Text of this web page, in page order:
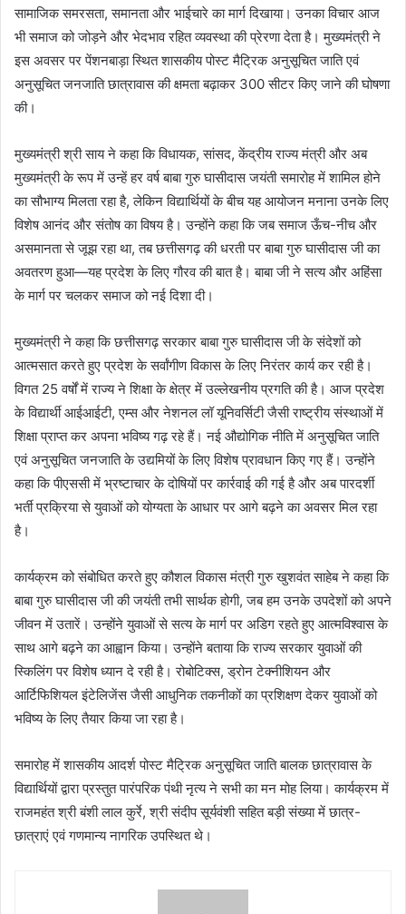
सामाजिक समरसता, समानता और भाईचारे का मार्ग दिखाया। उनका विचार आज
भी समाज को जोड़ने और भेदभाव रहित व्यवस्था की प्रेरणा देता है। मुख्यमंत्री ने
इस अवसर पर पेंशनबाड़ा स्थित शासकीय पोस्ट मैट्रिक अनुसूचित जाति एवं
अनुसूचित जनजाति छात्रावास की क्षमता बढ़ाकर 300 सीटर किए जाने की घोषणा
की।
मुख्यमंत्री श्री साय ने कहा कि विधायक, सांसद, केंद्रीय राज्य मंत्री और अब
मुख्यमंत्री के रूप में उन्हें हर वर्ष बाबा गुरु घासीदास जयंती समारोह में शामिल होने
का सौभाग्य मिलता रहा है, लेकिन विद्यार्थियों के बीच यह आयोजन मनाना उनके लिए
विशेष आनंद और संतोष का विषय है। उन्होंने कहा कि जब समाज ऊँच-नीच और
असमानता से जूझ रहा था, तब छत्तीसगढ़ की धरती पर बाबा गुरु घासीदास जी का
अवतरण हुआ—यह प्रदेश के लिए गौरव की बात है। बाबा जी ने सत्य और अहिंसा
के मार्ग पर चलकर समाज को नई दिशा दी।
मुख्यमंत्री ने कहा कि छत्तीसगढ़ सरकार बाबा गुरु घासीदास जी के संदेशों को
आत्मसात करते हुए प्रदेश के सर्वांगीण विकास के लिए निरंतर कार्य कर रही है।
विगत 25 वर्षों में राज्य ने शिक्षा के क्षेत्र में उल्लेखनीय प्रगति की है। आज प्रदेश
के विद्यार्थी आईआईटी, एम्स और नेशनल लॉ यूनिवर्सिटी जैसी राष्ट्रीय संस्थाओं में
शिक्षा प्राप्त कर अपना भविष्य गढ़ रहे हैं। नई औद्योगिक नीति में अनुसूचित जाति
एवं अनुसूचित जनजाति के उद्यमियों के लिए विशेष प्रावधान किए गए हैं। उन्होंने
कहा कि पीएससी में भ्रष्टाचार के दोषियों पर कार्रवाई की गई है और अब पारदर्शी
भर्ती प्रक्रिया से युवाओं को योग्यता के आधार पर आगे बढ़ने का अवसर मिल रहा
है।
कार्यक्रम को संबोधित करते हुए कौशल विकास मंत्री गुरु खुशवंत साहेब ने कहा कि
बाबा गुरु घासीदास जी की जयंती तभी सार्थक होगी, जब हम उनके उपदेशों को अपने
जीवन में उतारें। उन्होंने युवाओं से सत्य के मार्ग पर अडिग रहते हुए आत्मविश्वास के
साथ आगे बढ़ने का आह्वान किया। उन्होंने बताया कि राज्य सरकार युवाओं की
स्किलिंग पर विशेष ध्यान दे रही है। रोबोटिक्स, ड्रोन टेक्नीशियन और
आर्टिफिशियल इंटेलिजेंस जैसी आधुनिक तकनीकों का प्रशिक्षण देकर युवाओं को
भविष्य के लिए तैयार किया जा रहा है।
समारोह में शासकीय आदर्श पोस्ट मैट्रिक अनुसूचित जाति बालक छात्रावास के
विद्यार्थियों द्वारा प्रस्तुत पारंपरिक पंथी नृत्य ने सभी का मन मोह लिया। कार्यक्रम में
राजमहंत श्री बंशी लाल कुर्रे, श्री संदीप सूर्यवंशी सहित बड़ी संख्या में छात्र-
छात्राएं एवं गणमान्य नागरिक उपस्थित थे।